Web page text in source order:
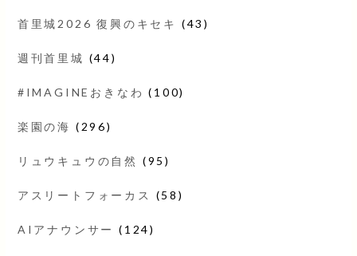
首里城2026 復興のキセキ (43)
週刊首里城 (44)
#IMAGINEおきなわ (100)
楽園の海 (296)
リュウキュウの自然 (95)
アスリートフォーカス (58)
AIアナウンサー (124)